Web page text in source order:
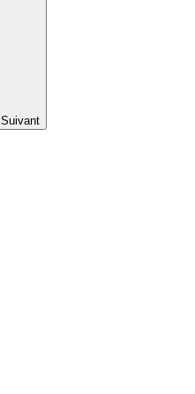
Suivant